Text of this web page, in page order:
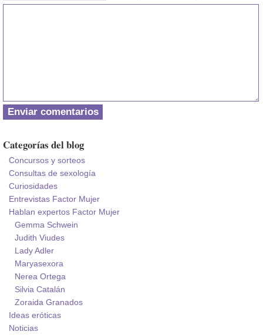
Categorías del blog
Concursos y sorteos
Consultas de sexología
Curiosidades
Entrevistas Factor Mujer
Hablan expertos Factor Mujer
Gemma Schwein
Judith Viudes
Lady Adler
Maryasexora
Nerea Ortega
Silvia Catalán
Zoraida Granados
Ideas eróticas
Noticias